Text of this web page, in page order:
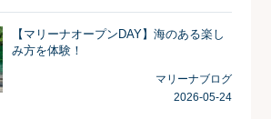
【マリーナオープンDAY】海のある楽し
み方を体験！
マリーナブログ
2026-05-24